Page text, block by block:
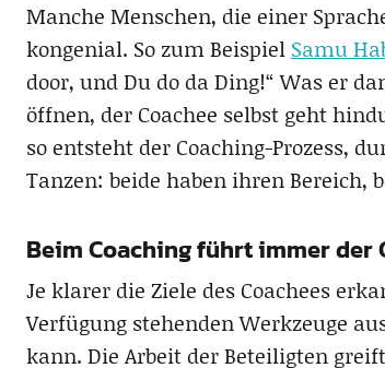
Manche Menschen, die einer
kongenial. So zum Beispiel Samu
door, und Du do da Ding!“ Was er
öffnen, der Coachee selbst geht
so entsteht der Coaching-Prozess,
Tanzen: beide haben ihren Bereich,
Beim Coaching führt immer der
Je klarer die Ziele des Coachees
Verfügung stehenden Werkzeuge
kann. Die Arbeit der Beteiligten